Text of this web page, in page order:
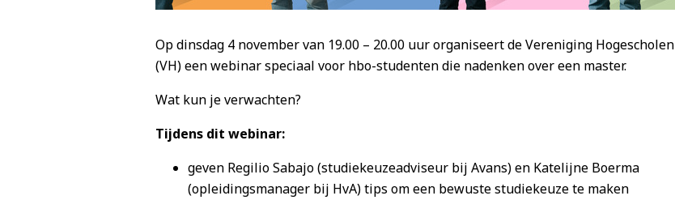
Op dinsdag 4 november van 19.00 – 20.00 uur organiseert de Vereniging Hogescholen
(VH) een webinar speciaal voor hbo-studenten die nadenken over een master.
Wat kun je verwachten?
Tijdens dit webinar:
geven Regilio Sabajo (studiekeuzeadviseur bij Avans) en Katelijne Boerma
(opleidingsmanager bij HvA) tips om een bewuste studiekeuze te maken